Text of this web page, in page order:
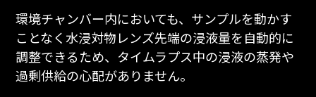
環境チャンバー内においても、サンプルを動かす
ことなく水浸対物レンズ先端の浸液量を自動的に
調整できるため、タイムラプス中の浸液の蒸発や
過剰供給の心配がありません。